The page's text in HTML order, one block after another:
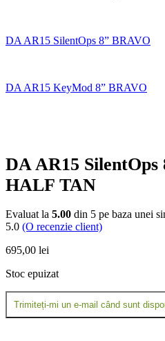
DA AR15 SilentOps 8” BRAVO
DA AR15 KeyMod 8” BRAVO
DA AR15 SilentOps
HALF TAN
Evaluat la 5.00 din 5 pe baza unei
5.0 (O recenzie client)
695,00 lei
Stoc epuizat
Trimiteți-mi un e-mail când sunt